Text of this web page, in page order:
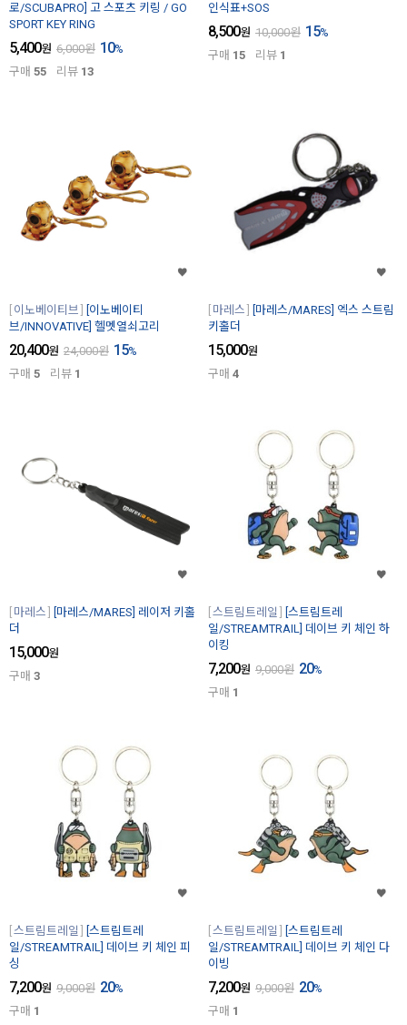
로/SCUBAPRO] 고 스포츠 키링 / GO
SPORT KEY RING
5,400원 6,000원 10%
구매 55 리뷰 13
인식표+SOS
8,500원 10,000원 15%
구매 15 리뷰 1
이노베이티브
[이노베이티
브/INNOVATIVE] 헬멧열쇠고리
20,400원 24,000원 15%
구매 5 리뷰 1
마레스
[마레스/MARES] 엑스 스트림
키홀더
15,000원
구매 4
마레스
[마레스/MARES] 레이저 키홀
더
15,000원
구매 3
스트림트레일
[스트림트레
일/STREAMTRAIL] 데이브 키 체인 하
이킹
7,200원 9,000원 20%
구매 1
스트림트레일
[스트림트레
일/STREAMTRAIL] 데이브 키 체인 피
싱
7,200원 9,000원 20%
구매 1
스트림트레일
[스트림트레
일/STREAMTRAIL] 데이브 키 체인 다
이빙
7,200원 9,000원 20%
구매 1